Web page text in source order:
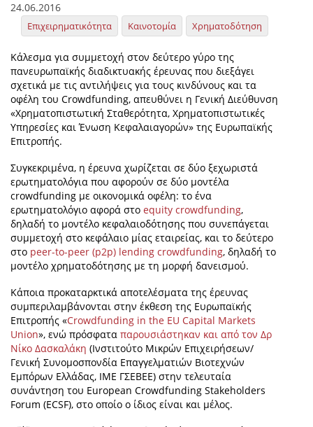
24.06.2016
Επιχειρηματικότητα Καινοτομία Χρηματοδότηση
Κάλεσμα για συμμετοχή στον δεύτερο γύρο της
πανευρωπαϊκής διαδικτυακής έρευνας που διεξάγει
σχετικά με τις αντιλήψεις για τους κινδύνους και τα
οφέλη του Crowdfunding, απευθύνει η Γενική Διεύθυνση
«Χρηματοπιστωτική Σταθερότητα, Χρηματοπιστωτικές
Υπηρεσίες και Ένωση Κεφαλαιαγορών» της Ευρωπαϊκής
Επιτροπής.
Συγκεκριμένα, η έρευνα χωρίζεται σε δύο ξεχωριστά
ερωτηματολόγια που αφορούν σε δύο μοντέλα
crowdfunding με οικονομικά οφέλη: το ένα
ερωτηματολόγιο αφορά στο equity crowdfunding,
δηλαδή το μοντέλο κεφαλαιοδότησης που συνεπάγεται
συμμετοχή στο κεφάλαιο μίας εταιρείας, και το δεύτερο
στο peer-to-peer (p2p) lending crowdfunding, δηλαδή το
μοντέλο χρηματοδότησης με τη μορφή δανεισμού.
Κάποια προκαταρκτικά αποτελέσματα της έρευνας
συμπεριλαμβάνονται στην έκθεση της Ευρωπαϊκής
Επιτροπής «Crowdfunding in the EU Capital Markets
Union», ενώ πρόσφατα παρουσιάστηκαν και από τον Δρ
Νίκο Δασκαλάκη (Ινστιτούτο Μικρών Επιχειρήσεων/
Γενική Συνομοσπονδία Επαγγελματιών Βιοτεχνών
Εμπόρων Ελλάδας, ΙΜΕ ΓΣΕΒΕΕ) στην τελευταία
συνάντηση του European Crowdfunding Stakeholders
Forum (ECSF), στο οποίο ο ίδιος είναι και μέλος.